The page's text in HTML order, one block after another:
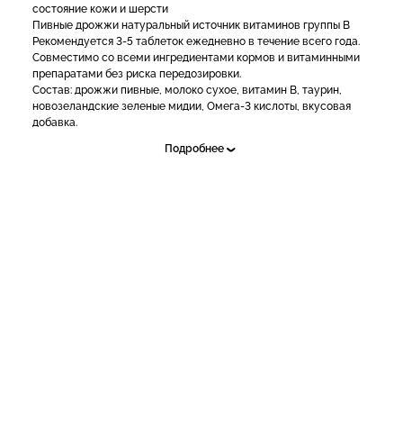
состояние кожи и шерсти
Пивные дрожжи натуральный источник витаминов группы В
Рекомендуется 3-5 таблеток ежедневно в течение всего года.
Совместимо со всеми ингредиентами кормов и витаминными
препаратами без риска передозировки.
Состав: дрожжи пивные, молоко сухое, витамин B, таурин,
новозеландские зеленые мидии, Омега-3 кислоты, вкусовая
добавка.
Подробнее